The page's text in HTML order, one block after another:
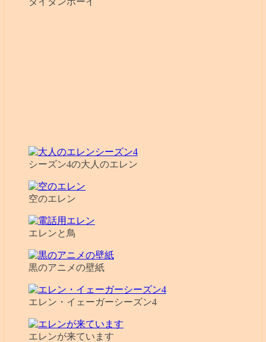
シーズン4の大人のエレン
空のエレン
エレンと鳥
黒のアニメの壁紙
エレン・イェーガーシーズン4
エレンが来ています